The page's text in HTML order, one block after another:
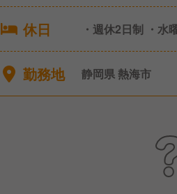
休日
・週休2日制 ・
勤務地 静岡県 熱海市